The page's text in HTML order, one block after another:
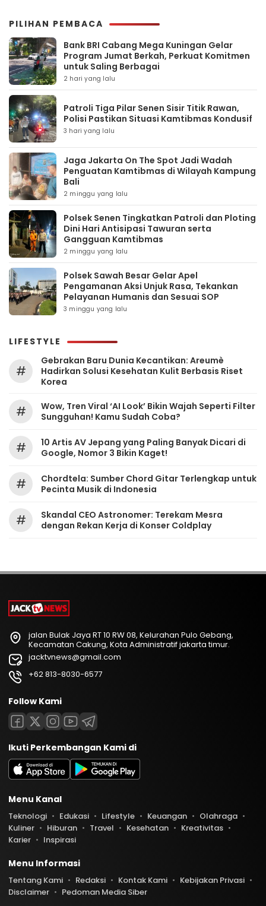
PILIHAN PEMBACA
Bank BRI Cabang Mega Kuningan Gelar
Program Jumat Berkah, Perkuat Komitmen
untuk Saling Berbagai
2 hari yang lalu
Patroli Tiga Pilar Senen Sisir Titik Rawan,
Polisi Pastikan Situasi Kamtibmas Kondusif
3 hari yang lalu
Jaga Jakarta On The Spot Jadi Wadah
Penguatan Kamtibmas di Wilayah Kampung
Bali
2 minggu yang lalu
Polsek Senen Tingkatkan Patroli dan Ploting
Dini Hari Antisipasi Tawuran serta
Gangguan Kamtibmas
2 minggu yang lalu
Polsek Sawah Besar Gelar Apel
Pengamanan Aksi Unjuk Rasa, Tekankan
Pelayanan Humanis dan Sesuai SOP
3 minggu yang lalu
LIFESTYLE
#
Gebrakan Baru Dunia Kecantikan: Areumè
Hadirkan Solusi Kesehatan Kulit Berbasis Riset
Korea
#
Wow, Tren Viral ‘AI Look’ Bikin Wajah Seperti Filter
Sungguhan! Kamu Sudah Coba?
#
10 Artis AV Jepang yang Paling Banyak Dicari di
Google, Nomor 3 Bikin Kaget!
#
Chordtela: Sumber Chord Gitar Terlengkap untuk
Pecinta Musik di Indonesia
#
Skandal CEO Astronomer: Terekam Mesra
dengan Rekan Kerja di Konser Coldplay
jalan Bulak Jaya RT 10 RW 08, Kelurahan Pulo Gebang,
Kecamatan Cakung, Kota Administratif jakarta timur.
jacktvnews@gmail.com
+62 813-8030-6577
Follow Kami
Ikuti Perkembangan Kami di
Menu Kanal
Teknologi Edukasi Lifestyle Keuangan
Olahraga
Kuliner
Hiburan Travel Kesehatan
Kreativitas
Karier
Inspirasi
Menu Informasi
Tentang Kami Redaksi Kontak Kami
Kebijakan Privasi
Disclaimer
Pedoman Media Siber